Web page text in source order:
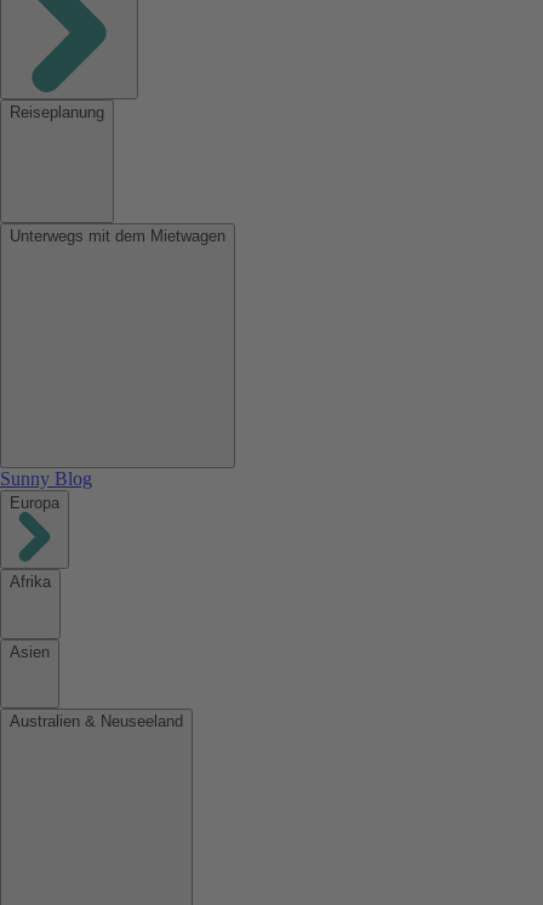
Reiseplanung
Unterwegs mit dem Mietwagen
Sunny Blog
Europa
Afrika
Asien
Australien & Neuseeland